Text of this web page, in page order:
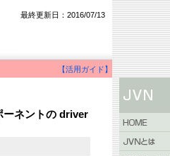
最終更新日：2016/07/13
【活用ガイド】
ーネントの driver